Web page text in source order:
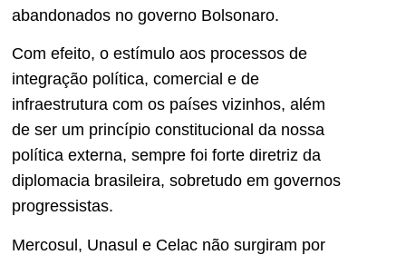
abandonados no governo Bolsonaro.
Com efeito, o estímulo aos processos de
integração política, comercial e de
infraestrutura com os países vizinhos, além
de ser um princípio constitucional da nossa
política externa, sempre foi forte diretriz da
diplomacia brasileira, sobretudo em governos
progressistas.
Mercosul, Unasul e Celac não surgiram por